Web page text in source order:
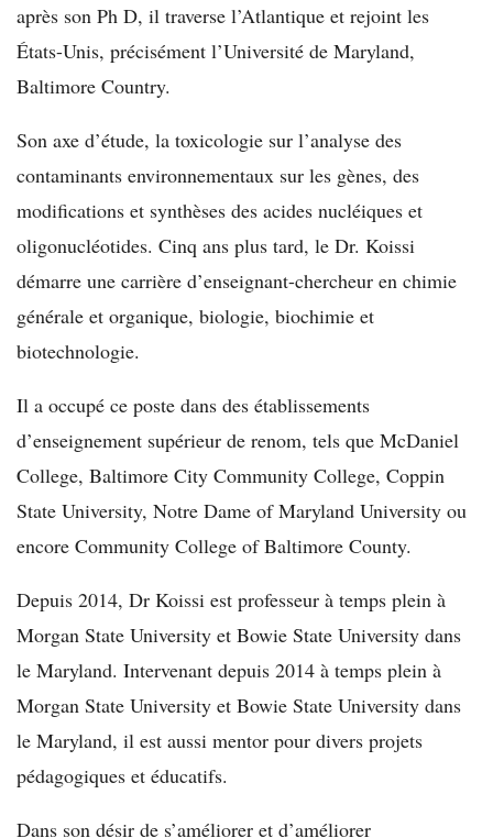
après son Ph D, il traverse l’Atlantique et rejoint les
États-Unis, précisément l’Université de Maryland,
Baltimore Country.
Son axe d’étude, la toxicologie sur l’analyse des
contaminants environnementaux sur les gènes, des
modifications et synthèses des acides nucléiques et
oligonucléotides. Cinq ans plus tard, le Dr. Koissi
démarre une carrière d’enseignant-chercheur en chimie
générale et organique, biologie, biochimie et
biotechnologie.
Il a occupé ce poste dans des établissements
d’enseignement supérieur de renom, tels que McDaniel
College, Baltimore City Community College, Coppin
State University, Notre Dame of Maryland University ou
encore Community College of Baltimore County.
Depuis 2014, Dr Koissi est professeur à temps plein à
Morgan State University et Bowie State University dans
le Maryland. Intervenant depuis 2014 à temps plein à
Morgan State University et Bowie State University dans
le Maryland, il est aussi mentor pour divers projets
pédagogiques et éducatifs.
Dans son désir de s’améliorer et d’améliorer